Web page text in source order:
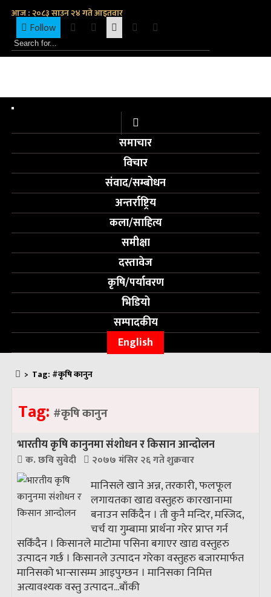
आज : २०८३ साउन २४ गते आइतवार
Follow
Toggle
समाचार
विचार
संवाद/सम्बोधन
अन्तर्राष्ट्रिय
कला/साहित्य
समीक्षा
दस्तावेज
कृषि/पर्यावरण
भिडियो
सम्पादकीय
English
> Tag: #कृषि कानुन
Tag: #कृषि कानुन
भारतीय कृषि कानुनमा संशोधन र किसान आन्दोलन
क. छवि सुवेदी २०७७ मंसिर २६ गते शुक्रवार
मानिसले खाने अन्न, तरकारी, फलफूल
लगायतका खाद्य वस्तुहरु कारखानामा
बनाउन सकिँदैन । ती कुनै मन्दिर, मस्जिद,
चर्च या गुम्बामा प्रार्थना गरेर प्राप्त गर्न
सकिँदैन । किसानले माटोमा पसिना बगाएर खाद्य वस्तुहरु
उत्पादन गर्छ । किसानले उत्पादन गरेका वस्तुहरु बजारमार्फत
मानिसको भान्सासम्म आइपुग्छन । मानिसका निमित्त
अत्यावश्यक वस्तु उत्पादन...बाँकी